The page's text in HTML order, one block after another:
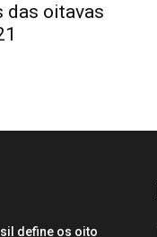
das oitavas
define os oito